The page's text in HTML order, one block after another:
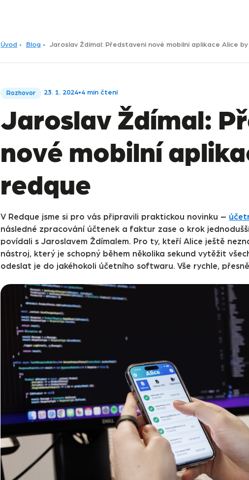
Úvod Blog Jaroslav Ždímal: Představení nové mobilní aplikace Alice
Rozhovor 23. 1. 2024•4 min čtení
Jaroslav Ždímal:
nové mobilní
redque
V Redque jsme si pro vás připravili praktickou novinku –
následné zpracování účtenek a faktur zase o krok
povídali s Jaroslavem Ždímalem. Pro ty, kteří Alice ještě
nástroj, který je schopný během několika sekund vytěžit
odeslat je do jakéhokoli účetního softwaru. Vše rychle,